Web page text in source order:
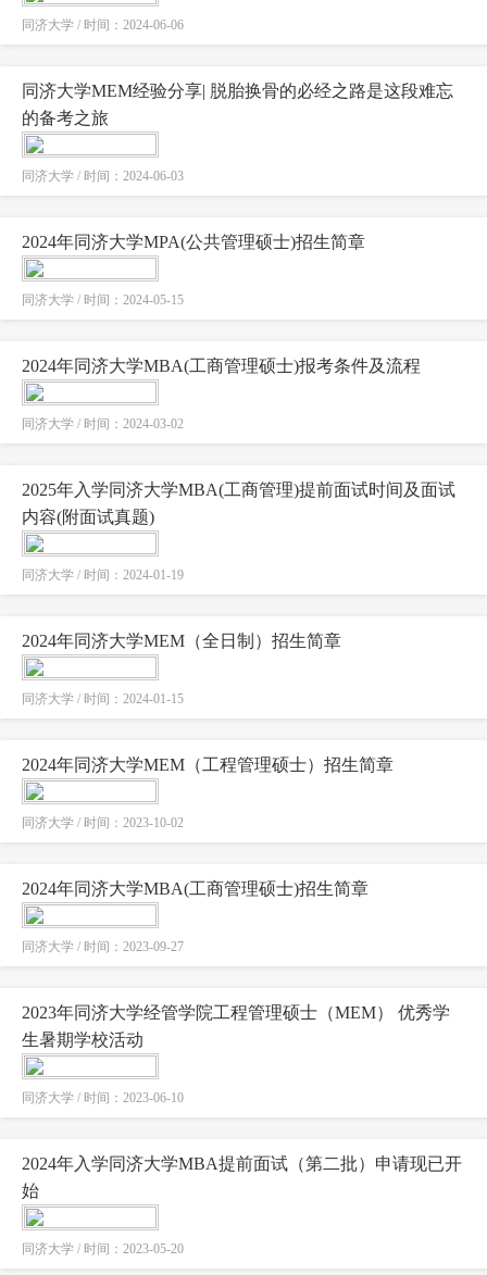
同济大学 / 时间：2024-06-06
同济大学MEM经验分享| 脱胎换骨的必经之路是这段难忘
的备考之旅
同济大学 / 时间：2024-06-03
2024年同济大学MPA(公共管理硕士)招生简章
同济大学 / 时间：2024-05-15
2024年同济大学MBA(工商管理硕士)报考条件及流程
同济大学 / 时间：2024-03-02
2025年入学同济大学MBA(工商管理)提前面试时间及面试
内容(附面试真题)
同济大学 / 时间：2024-01-19
2024年同济大学MEM（全日制）招生简章
同济大学 / 时间：2024-01-15
2024年同济大学MEM（工程管理硕士）招生简章
同济大学 / 时间：2023-10-02
2024年同济大学MBA(工商管理硕士)招生简章
同济大学 / 时间：2023-09-27
2023年同济大学经管学院工程管理硕士（MEM） 优秀学
生暑期学校活动
同济大学 / 时间：2023-06-10
2024年入学同济大学MBA提前面试（第二批）申请现已开
始
同济大学 / 时间：2023-05-20